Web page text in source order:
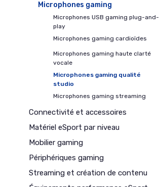
Microphones gaming
Microphones USB gaming plug-and-
play
Microphones gaming cardioïdes
Microphones gaming haute clarté
vocale
Microphones gaming qualité
studio
Microphones gaming streaming
Connectivité et accessoires
Matériel eSport par niveau
Mobilier gaming
Périphériques gaming
Streaming et création de contenu